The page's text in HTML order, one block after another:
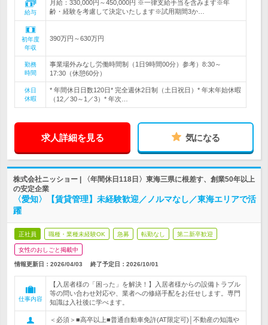
給与
月給：330,000円～450,000円 ※一律支給手当を含みます※年
齢・経験を考慮して決定いたします※試用期間3か…
初年度
年収
390万円～630万円
勤務
時間
事業場外みなし労働時間制（1日9時間00分）参考）8:30～
17:30（休憩60分）
休日
休暇
* 年間休日日数120日* 完全週休2日制（土日祝日）* 年末年始休暇
（12／30～1／3）* 年次…
求人詳細を見る 気になる
株式会社ニッショー | 〈年間休日118日〉東海三県に根差す、創業50年以上
の安定企業
〈愛知〉【賃貸管理】未経験歓迎／ノルマなし／東海エリアで活
躍
正社員 職種・業種未経験OK 急募 転勤なし 第二新卒歓迎
女性のおしごと掲載中
情報更新日：2026/04/03 終了予定日： 2026/10/01
仕事内容
【入居者様の「困った」を解決！】入居者様からの設備トラブル
等の問い合わせ対応や、業者への修繕手配をお任せします。専門
知識は入社後に学べます。
＜必須＞■高卒以上■普通自動車免許(AT限定可)│不動産の知識や